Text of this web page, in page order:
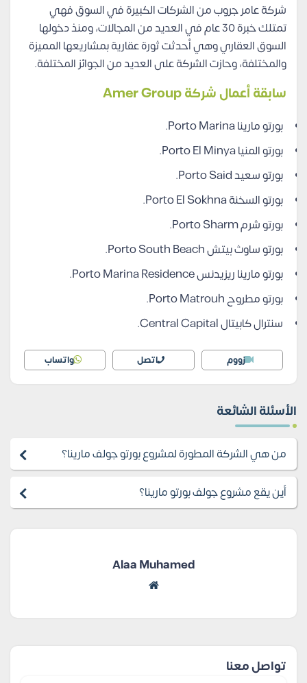
شركة عامر جروب من الشركات الكبيرة في السوق فهي
تمتلك خبرة 30 عام في العديد من المجالات، ومنذ دخولها
السوق العقاري وهي أحدثت ثورة عقارية بمشاريعها المميزة
والمختلفة، وحازت الشركة على العديد من الجوائز المختلفة.
سابقة أعمال شركة Amer Group
بورتو مارينا Porto Marina.
بورتو المنيا Porto El Minya.
بورتو سعيد Porto Said.
بورتو السخنة Porto El Sokhna.
بورتو شرم Porto Sharm.
بورتو ساوث بيتش Porto South Beach.
بورتو مارينا ريزيدنس Porto Marina Residence.
بورتو مطروح Porto Matrouh.
سنترال كابيتال Central Capital.
زووم اتصل واتساب
الأسئلة الشائعة
من هي الشركة المطورة لمشروع بورتو جولف مارينا؟
أين يقع مشروع جولف بورتو مارينا؟
Alaa Muhamed
تواصل معنا